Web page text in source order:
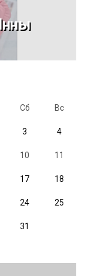
Сб Вс
3 4
10 11
17 18
24 25
31